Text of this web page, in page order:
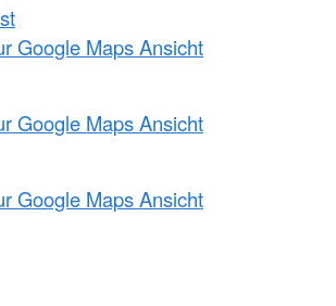
Google Maps Ansicht
Google Maps Ansicht
Google Maps Ansicht